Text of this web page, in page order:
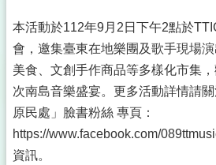
本活動於112年9月2日下午2點於
會，邀集臺東在地樂團及歌手現場
美食、文創手作商品等多樣化市集
次南島音樂盛宴。更多活動詳情請
原民處」臉書粉絲 專頁：
https://www.facebook.com/
資訊。